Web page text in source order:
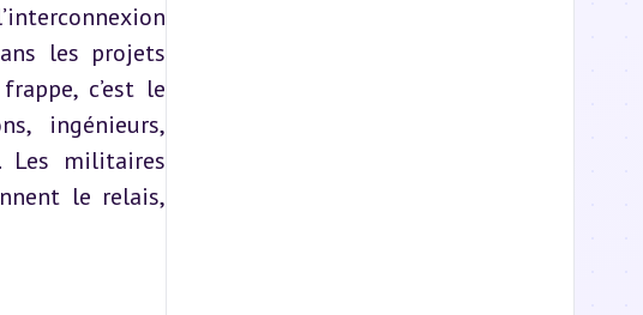
les projets
c’est le
ingénieurs,
Les militaires
le relais,